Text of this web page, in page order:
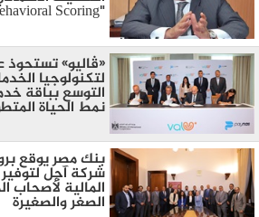
"Behavioral Scoring"
«ڤاليو»
لتكنولوجيا
التوسع بباقة
نمط الحياة
بنك مصر يوقع
شركة آجل لتوفير
المالية لأصحاب
الصغر والصغيرة